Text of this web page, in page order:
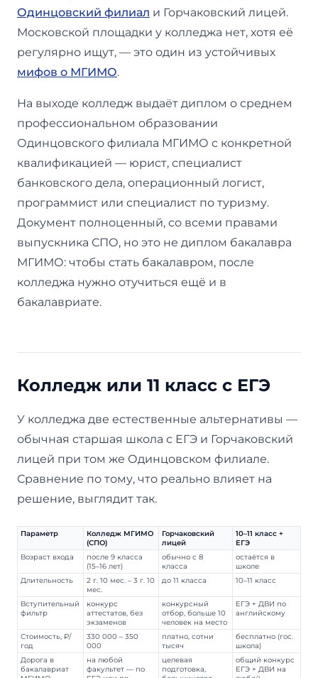
Одинцовский филиал и Горчаковский лицей.
Московской площадки у колледжа нет, хотя её
регулярно ищут, — это один из устойчивых
мифов о МГИМО.
На выходе колледж выдаёт диплом о среднем
профессиональном образовании
Одинцовского филиала МГИМО с конкретной
квалификацией — юрист, специалист
банковского дела, операционный логист,
программист или специалист по туризму.
Документ полноценный, со всеми правами
выпускника СПО, но это не диплом бакалавра
МГИМО: чтобы стать бакалавром, после
колледжа нужно отучиться ещё и в
бакалавриате.
Колледж или 11 класс с ЕГЭ
У колледжа две естественные альтернативы —
обычная старшая школа с ЕГЭ и Горчаковский
лицей при том же Одинцовском филиале.
Сравнение по тому, что реально влияет на
решение, выглядит так.
Параметр
Колледж МГИМО
(СПО)
Горчаковский
лицей
10–11 класс +
ЕГЭ
Возраст входа
после 9 класса
(15–16 лет)
обычно с 8
класса
остаётся в
школе
Длительность
2 г. 10 мес. – 3 г. 10
мес.
до 11 класса 10–11 класс
Вступительный
фильтр
конкурс
аттестатов, без
экзаменов
конкурсный
отбор, больше 10
человек на место
ЕГЭ + ДВИ по
английскому
Стоимость, ₽/
год
330 000 – 350
000
платно, сотни
тысяч
бесплатно (гос.
школа)
Дорога в
бакалавриат
на любой
факультет — по
целевая
подготовка,
общий конкурс
ЕГЭ + ДВИ на